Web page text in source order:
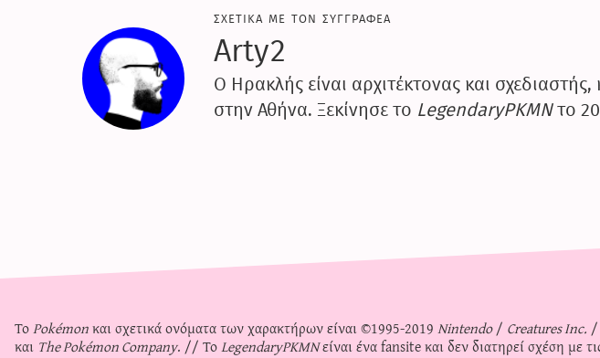
σχετικα με τον συγγραφεα
Arty2
Ο Ηρακλής είναι αρχιτέκτονας και σχεδιαστής,
στην Αθήνα. Ξεκίνησε το LegendaryPKMNτο
ΤοPokémonκαι σχετικά ονόματα των χαρακτήρων είναι ©1995-2019Nintendo/ Creatures Inc./
και The Pokémon Company. // ΤοLegendaryPKMNείναι ένα fansite και δεν διατηρεί σχέση με